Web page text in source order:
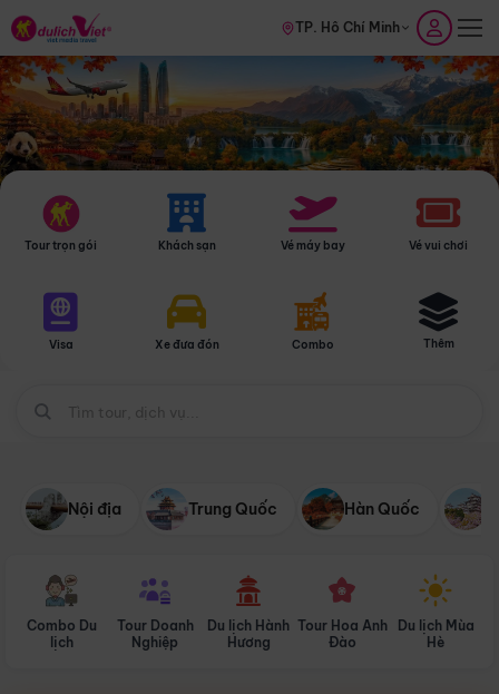
TP. Hồ Chí Minh
Tour trọn gói Khách sạn Vé máy bay Vé vui chơi
Visa Xe đưa đón Combo Thêm
Nội địa Trung Quốc Hàn Quốc
Combo Du
lịch
Tour Doanh
Nghiệp
Du lịch Hành
Hương
Tour Hoa Anh
Đào
Du lịch Mùa
Hè